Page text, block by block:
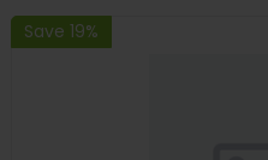
Save 19%